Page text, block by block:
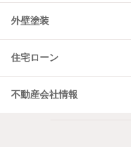
外壁塗装
住宅ローン
不動産会社情報